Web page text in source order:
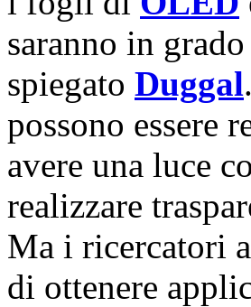
saranno in
spiegato Duggal
possono essere
avere una luce
realizzare
Ma i ricercatori
di ottenere